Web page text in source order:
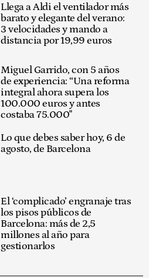
Llega a Aldi el ventilador más
barato y elegante del verano:
3 velocidades y mando a
distancia por 19,99 euros
Miguel Garrido, con 5 años
de experiencia: “Una reforma
integral ahora supera los
100.000 euros y antes
costaba 75.000"
Lo que debes saber hoy, 6 de
agosto, de Barcelona
El ‘complicado’ engranaje tras
los pisos públicos de
Barcelona: más de 2,5
millones al año para
gestionarlos